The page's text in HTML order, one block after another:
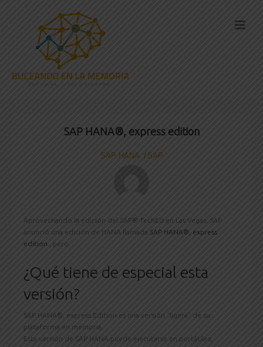
SAP HANA®, express edition
SAP HANA SAP
Aprovechando la edición del SAP® TechEd en Las Vegas, SAP
anunció una edición de HANA llamada SAP HANA®, express
edition
, pero…
¿Qué tiene de especial esta
versión?
SAP HANA®, express Edition es una versión “ligera” de su
plataforma en memoria.
Esta versión de SAP HANA puede ejecutarse en portátiles,